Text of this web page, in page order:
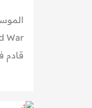
War
قادم في